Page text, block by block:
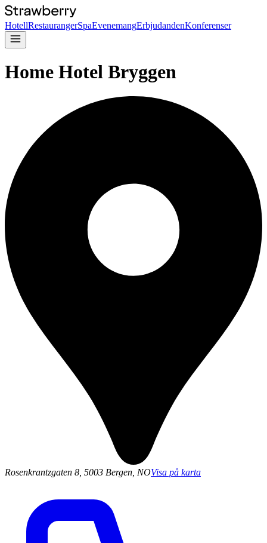
HotellRestaurangerSpaEvenemangErbjudandenKonferenser
Home Hotel Bryggen
Rosenkrantzgaten 8, 5003 Bergen, NOVisa på karta